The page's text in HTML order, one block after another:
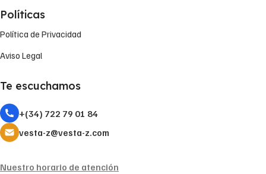
Políticas
Política de Privacidad
Aviso Legal
Te escuchamos
+(34) 722 79 01 84
vesta-z@vesta-z.com
Nuestro horario de atención